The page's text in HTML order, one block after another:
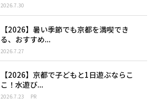
2026.7.30
【2026】暑い季節でも京都を満喫でき
る、おすすめ...
2026.7.27
【2026】京都で子どもと1日遊ぶならこ
こ！水遊び...
2026.7.23 PR